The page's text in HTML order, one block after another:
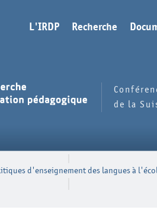
L'IRDP Recherche
de la
d'enseignement des langues à